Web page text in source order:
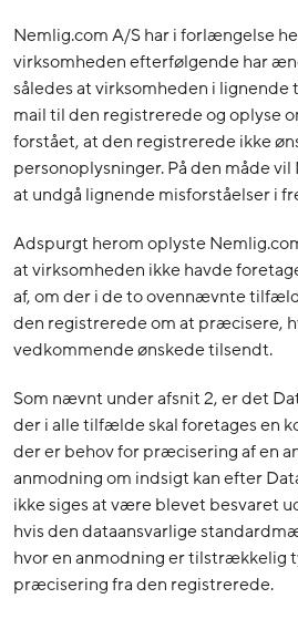
Nemlig.com A/S har i forlængelse
virksomheden efterfølgende har
således at virksomheden i
mail til den registrerede og oplyse
forstået, at den registrerede ikke
personoplysninger. På den måde
at undgå lignende misforståelser i
Adspurgt herom oplyste
at virksomheden ikke havde
af, om der i de to ovennævnte
den registrerede om at præcisere,
vedkommende ønskede tilsendt.
Som nævnt under afsnit 2, er det
der i alle tilfælde skal foretages en
der er behov for præcisering af en
anmodning om indsigt kan efter
ikke siges at være blevet besvaret
hvis den dataansvarlige
hvor en anmodning er tilstrækkelig
præcisering fra den registrerede.